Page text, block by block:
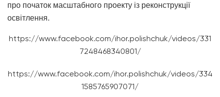
про початок масштабного проекту із реконструкції
освітлення.
https://www.facebook.com/ihor.polishchuk/videos/331
7248468340801/
https://www.facebook.com/ihor.polishchuk/videos/334
1585765907071/